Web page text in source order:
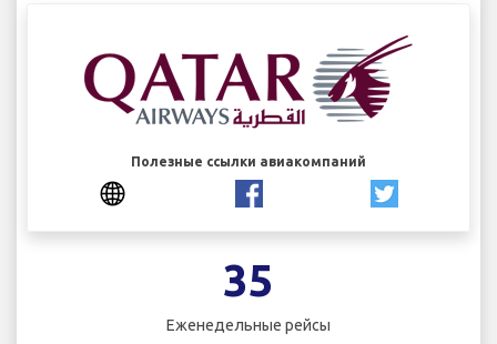
Полезные ссылки авиакомпаний
35
Еженедельные рейсы